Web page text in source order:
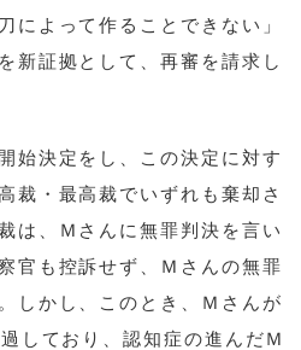
によって作ることできない」
新証拠として、再審を請求し
始決定をし、この決定に対す
裁・最高裁でいずれも棄却さ
は、Ｍさんに無罪判決を言い
官も控訴せず、Ｍさんの無罪
しかし、このとき、Ｍさんが
しており、認知症の進んだＭ